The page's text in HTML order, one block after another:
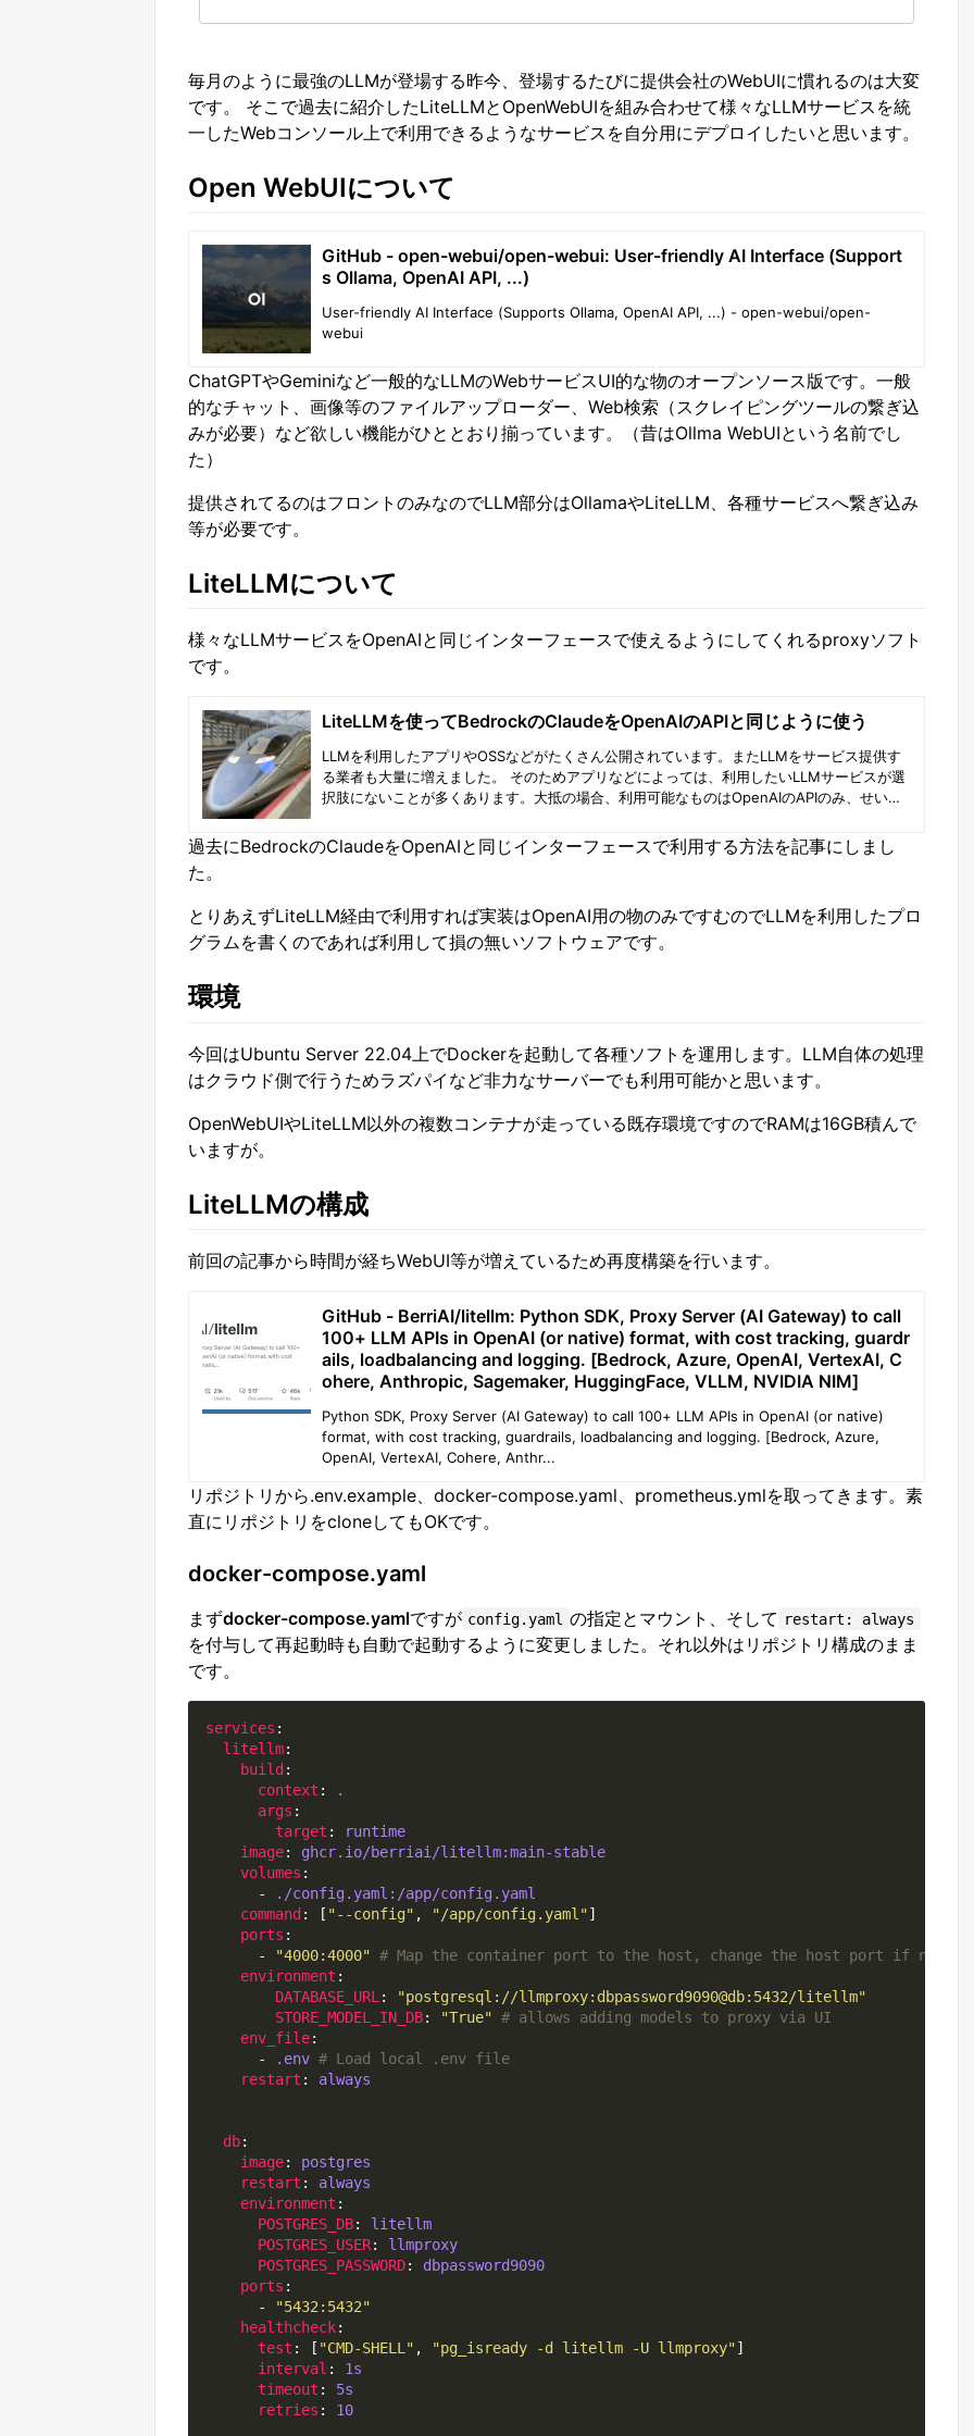
毎月のように最強のLLMが登場する昨今、登場するたびに提供会社のWebUIに慣れるのは大変
です。 そこで過去に紹介したLiteLLMとOpenWebUIを組み合わせて様々なLLMサービスを統
一したWebコンソール上で利用できるようなサービスを自分用にデプロイしたいと思います。
Open WebUIについて
GitHub - open-webui/open-webui: User-friendly AI Interface (Support
s Ollama, OpenAI API, ...)
User-friendly AI Interface (Supports Ollama, OpenAI API, ...) - open-webui/open-
webui
ChatGPTやGeminiなど一般的なLLMのWebサービスUI的な物のオープンソース版です。一般
的なチャット、画像等のファイルアップローダー、Web検索（スクレイピングツールの繋ぎ込
みが必要）など欲しい機能がひととおり揃っています。（昔はOllma WebUIという名前でし
た）
提供されてるのはフロントのみなのでLLM部分はOllamaやLiteLLM、各種サービスへ繋ぎ込み
等が必要です。
LiteLLMについて
様々なLLMサービスをOpenAIと同じインターフェースで使えるようにしてくれるproxyソフト
です。
LiteLLMを使ってBedrockのClaudeをOpenAIのAPIと同じように使う
LLMを利用したアプリやOSSなどがたくさん公開されています。またLLMをサービス提供す
る業者も大量に増えました。 そのためアプリなどによっては、利用したいLLMサービスが選
択肢にないことが多くあります。大抵の場合、利用可能なものはOpenAIのAPIのみ、せいぜ
を変更できるようになっている事が多いので互換インターフェイスであれば利用できるよう
になっています。
過去にBedrockのClaudeをOpenAIと同じインターフェースで利用する方法を記事にしまし
た。
とりあえずLiteLLM経由で利用すれば実装はOpenAI用の物のみですむのでLLMを利用したプロ
グラムを書くのであれば利用して損の無いソフトウェアです。
環境
今回はUbuntu Server 22.04上でDockerを起動して各種ソフトを運用します。LLM自体の処理
はクラウド側で行うためラズパイなど非力なサーバーでも利用可能かと思います。
OpenWebUIやLiteLLM以外の複数コンテナが走っている既存環境ですのでRAMは16GB積んで
いますが。
LiteLLMの構成
前回の記事から時間が経ちWebUI等が増えているため再度構築を行います。
GitHub - BerriAI/litellm: Python SDK, Proxy Server (AI Gateway) to call
100+ LLM APIs in OpenAI (or native) format, with cost tracking, guardr
ails, loadbalancing and logging. [Bedrock, Azure, OpenAI, VertexAI, C
ohere, Anthropic, Sagemaker, HuggingFace, VLLM, NVIDIA NIM]
Python SDK, Proxy Server (AI Gateway) to call 100+ LLM APIs in OpenAI (or native)
format, with cost tracking, guardrails, loadbalancing and logging. [Bedrock, Azure,
OpenAI, VertexAI, Cohere, Anthr...
リポジトリから.env.example、docker-compose.yaml、prometheus.ymlを取ってきます。素
直にリポジトリをcloneしてもOKです。
docker-compose.yaml
まずdocker-compose.yamlですが config.yaml の指定とマウント、そして restart: always
を付与して再起動時も自動で起動するように変更しました。それ以外はリポジトリ構成のまま
です。
services
litellm
build
context :
.
args
target :
runtime
image: ghcr.io/berriai/litellm:main-stable
volumes
      -
./config.yaml:/app/config.yaml
command : [ "--config" , "/app/config.yaml"
ports
      -
"4000:4000" # Map the container port to the host, change the host port if
environment
DATABASE_URL :
"postgresql://llmproxy:dbpassword9090@db:5432/litellm"
STORE_MODEL_IN_DB: "True" # allows adding models to proxy via UI
env_file
      -
.env # Load local .env file
restart : always
db
image: postgres
restart : always
environment
POSTGRES_DB: litellm
POSTGRES_USER: llmproxy
POSTGRES_PASSWORD: dbpassword9090
ports
      -
"5432:5432"
healthcheck
test : [ "CMD-SHELL" , "pg_isready -d litellm -U llmproxy"
interval : 1s
timeout : 5s
retries : 10